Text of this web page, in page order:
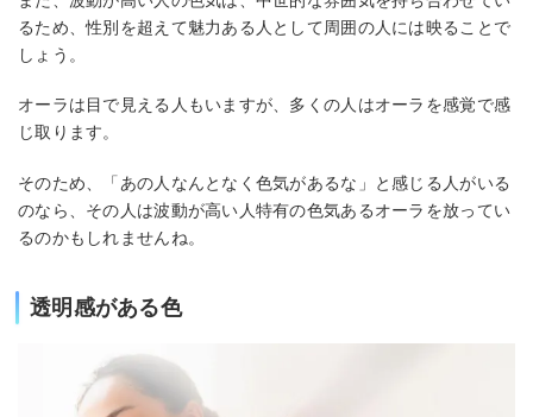
るため、性別を超えて魅力ある人として周囲の人には映ることで
しょう。
オーラは目で見える人もいますが、多くの人はオーラを感覚で感
じ取ります。
そのため、「あの人なんとなく色気があるな」と感じる人がいる
のなら、その人は波動が高い人特有の色気あるオーラを放ってい
るのかもしれませんね。
透明感がある色